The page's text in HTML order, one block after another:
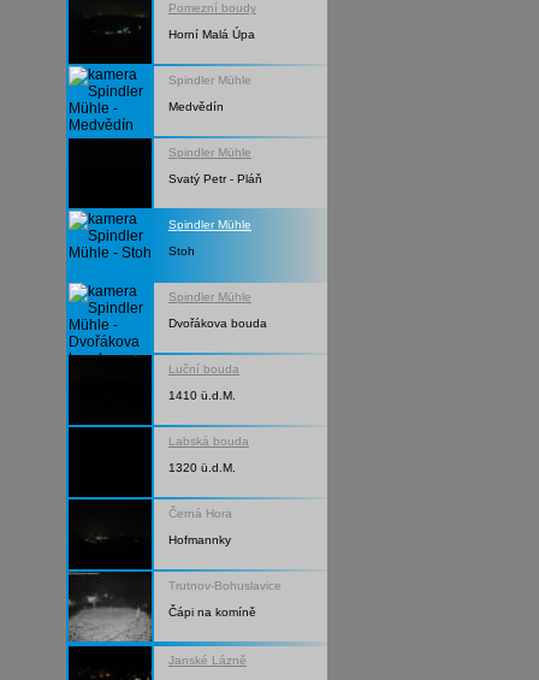
Pomezní boudy
Horní Malá Úpa
Spindler Mühle
Medvědín
Spindler Mühle
Svatý Petr - Pláň
Spindler Mühle
Stoh
Spindler Mühle
Dvořákova bouda
Luční bouda
1410 ü.d.M.
Labská bouda
1320 ü.d.M.
Černá Hora
Hofmannky
Trutnov-Bohuslavice
Čápi na komíně
Janské Lázně